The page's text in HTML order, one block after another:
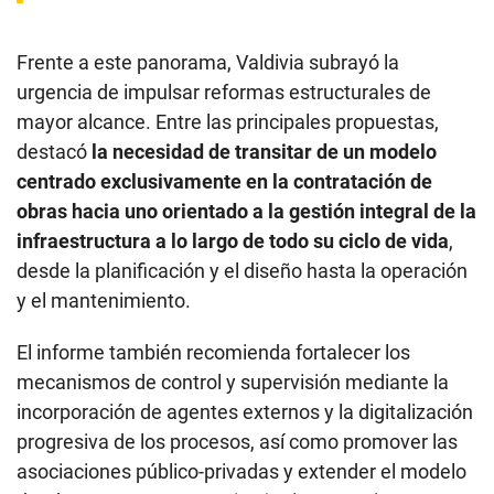
Frente a este panorama, Valdivia subrayó la
urgencia de impulsar reformas estructurales de
mayor alcance. Entre las principales propuestas,
destacó la necesidad de transitar de un modelo
centrado exclusivamente en la contratación de
obras hacia uno orientado a la gestión integral de la
infraestructura a lo largo de todo su ciclo de vida,
desde la planificación y el diseño hasta la operación
y el mantenimiento.
El informe también recomienda fortalecer los
mecanismos de control y supervisión mediante la
incorporación de agentes externos y la digitalización
progresiva de los procesos, así como promover las
asociaciones público-privadas y extender el modelo